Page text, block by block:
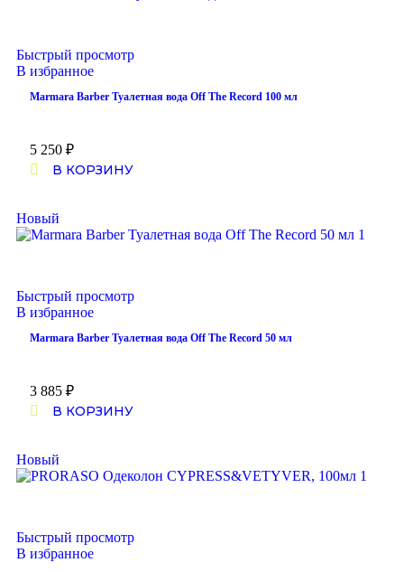
Быстрый просмотр
В избранное
Marmara Barber Туалетная вода Off The Record 100 мл
5 250 ₽
В КОРЗИНУ
Новый
Быстрый просмотр
В избранное
Marmara Barber Туалетная вода Off The Record 50 мл
3 885 ₽
В КОРЗИНУ
Новый
Быстрый просмотр
В избранное